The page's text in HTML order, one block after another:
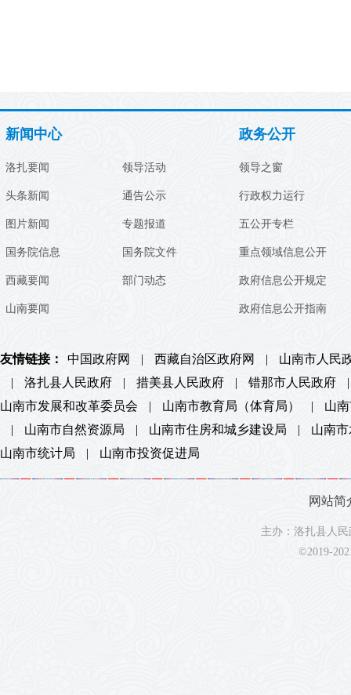
新闻中心
洛扎要闻
头条新闻
图片新闻
国务院信息
西藏要闻
山南要闻
领导活动
通告公示
专题报道
国务院文件
部门动态
政务公开
领导之窗
行政权力运行
五公开专栏
重点领域信息公开
政府信息公开规定
政府信息公开指南
友情链接： 中国政府网 | 西藏自治区政府网 |
山南市人民
|
洛扎县人民政府 | 措美县人民政府 | 错那市人民政府
|
山南市发展和改革委员会
| 山南市教育局（体育局） |
山
|
山南市自然资源局 | 山南市住房和城乡建设局 |
山南
山南市统计局
| 山南市投资促进局
网站简
主办：洛扎县人
©2019-